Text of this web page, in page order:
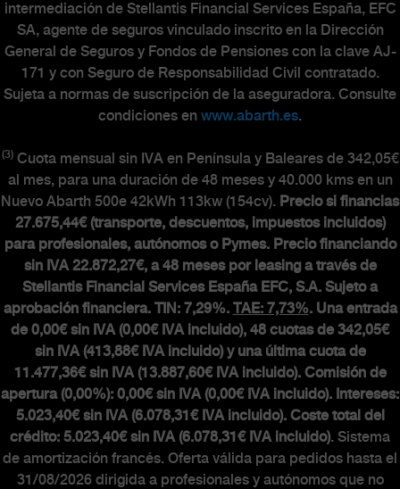
intermediación de Stellantis Financial Services España, EFC
SA, agente de seguros vinculado inscrito en la Dirección
General de Seguros y Fondos de Pensiones con la clave AJ-
171 y con Seguro de Responsabilidad Civil contratado.
Sujeta a normas de suscripción de la aseguradora. Consulte
condiciones en www.abarth.es.
(3)Cuota mensual sin IVA en Península y Baleares de 342,05€
al mes, para una duración de 48 meses y 40.000 kms en un
Nuevo Abarth 500e 42kWh 113kw (154cv). Precio si financias
27.675,44€ (transporte, descuentos, impuestos incluidos)
para profesionales, autónomos o Pymes. Precio financiando
sin IVA 22.872,27€, a 48 meses por leasing a través de
Stellantis Financial Services España EFC, S.A. Sujeto a
aprobación financiera. TIN: 7,29%. TAE: 7,73%. Una entrada
de 0,00€ sin IVA (0,00€ IVA incluido), 48 cuotas de 342,05€
sin IVA (413,88€ IVA incluido) y una última cuota de
11.477,36€ sin IVA (13.887,60€ IVA incluido). Comisión de
apertura (0,00%): 0,00€ sin IVA (0,00€ IVA incluido). Intereses:
5.023,40€ sin IVA (6.078,31€ IVA incluido). Coste total del
crédito: 5.023,40€ sin IVA (6.078,31€ IVA incluido). Sistema
de amortización francés. Oferta válida para pedidos hasta el
31/08/2026 dirigida a profesionales y autónomos que no